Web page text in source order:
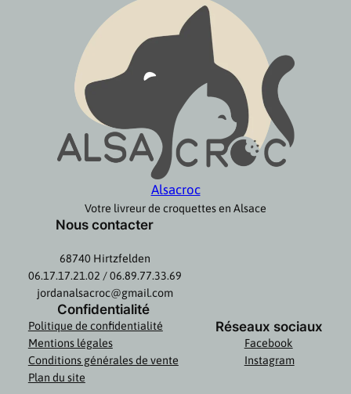
Alsacroc
Votre livreur de croquettes en Alsace
Nous contacter
68740 Hirtzfelden
06.17.17.21.02 / 06.89.77.33.69
jordanalsacroc@gmail.com
Confidentialité
Politique de confidentialité
Mentions légales
Conditions générales de vente
Plan du site
Réseaux sociaux
Facebook
Instagram